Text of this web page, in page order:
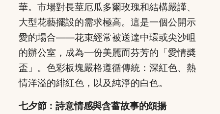
華。市場對長莖厄瓜多爾玫瑰和結構嚴謹、
大型花藝擺設的需求極高。這是一個公開示
愛的場合——花束經常被送達中環或尖沙咀
的辦公室，成為一份美麗而芬芳的「愛情奬
盃」。色彩板塊嚴格遵循傳統：深紅色、熱
情洋溢的緋紅色，以及純淨的白色。
七夕節：詩意情感與含蓄故事的頌揚